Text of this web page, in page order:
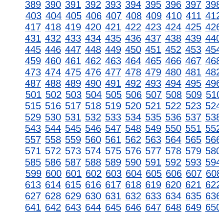
389 390 391 392 393 394 395 396 397
403 404 405 406 407 408 409 410 411
417 418 419 420 421 422 423 424 425
431 432 433 434 435 436 437 438 439
445 446 447 448 449 450 451 452 453
459 460 461 462 463 464 465 466 467
473 474 475 476 477 478 479 480 481
487 488 489 490 491 492 493 494 495
501 502 503 504 505 506 507 508 509
515 516 517 518 519 520 521 522 523
529 530 531 532 533 534 535 536 537
543 544 545 546 547 548 549 550 551
557 558 559 560 561 562 563 564 565
571 572 573 574 575 576 577 578 579
585 586 587 588 589 590 591 592 593
599 600 601 602 603 604 605 606 607
613 614 615 616 617 618 619 620 621
627 628 629 630 631 632 633 634 635
641 642 643 644 645 646 647 648 649